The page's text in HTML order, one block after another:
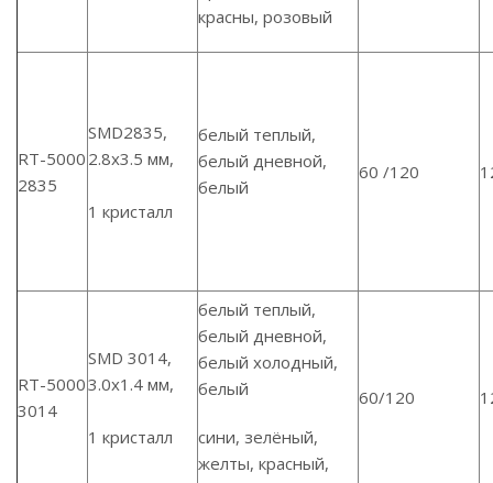
красны, розовый
RT-5000
2835
SMD2835,
2.8х3.5 мм,
1 кристалл
белый теплый,
белый дневной,
белый
60 /120
RT-5000
3014
SMD 3014,
3.0х1.4 мм,
1 кристалл
белый теплый,
белый дневной,
белый холодный,
белый
сини, зелёный,
желты, красный,
60/120